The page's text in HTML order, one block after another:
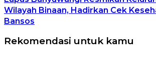
Wilayah Binaan, Hadirkan Cek
Bansos
Rekomendasi untuk kamu